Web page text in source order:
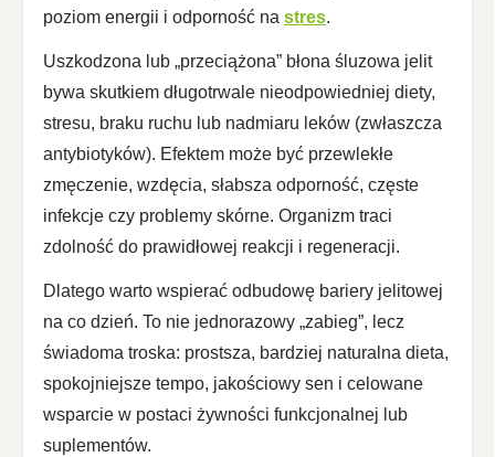
poziom energii i odporność na stres.
Uszkodzona lub „przeciążona” błona śluzowa jelit
bywa skutkiem długotrwale nieodpowiedniej diety,
stresu, braku ruchu lub nadmiaru leków (zwłaszcza
antybiotyków). Efektem może być przewlekłe
zmęczenie, wzdęcia, słabsza odporność, częste
infekcje czy problemy skórne. Organizm traci
zdolność do prawidłowej reakcji i regeneracji.
Dlatego warto wspierać odbudowę bariery jelitowej
na co dzień. To nie jednorazowy „zabieg”, lecz
świadoma troska: prostsza, bardziej naturalna dieta,
spokojniejsze tempo, jakościowy sen i celowane
wsparcie w postaci żywności funkcjonalnej lub
suplementów.